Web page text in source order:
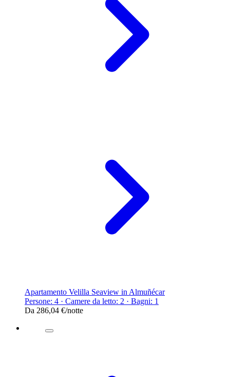
Apartamento Velilla Seaview in Almuñécar
Persone: 4 · Camere da letto: 2 · Bagni: 1
Da 286,04 €/notte